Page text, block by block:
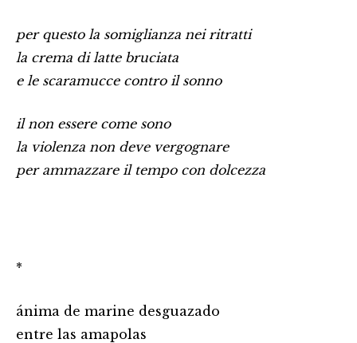
per questo la somiglianza nei ritratti
la crema di latte bruciata
e le scaramucce contro il sonno
il non essere come sono
la violenza non deve vergognare
per ammazzare il tempo con dolcezza
*
ánima de marine desguazado
entre las amapolas